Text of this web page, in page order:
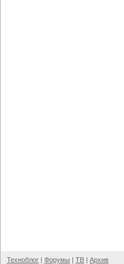
Техноблог | Форумы | ТВ | Архив